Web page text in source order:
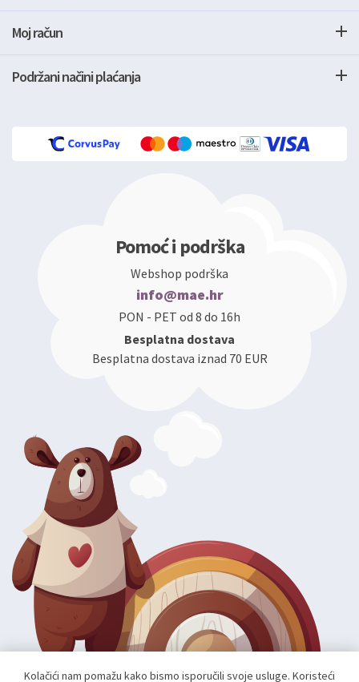
Moj račun
Podržani načini plaćanja
Pomoć i podrška
Webshop podrška
info@mae.hr
PON - PET od 8 do 16h
Besplatna dostava
Besplatna dostava iznad 70 EUR
Kolačići nam pomažu kako bismo isporučili svoje usluge. Koristeći